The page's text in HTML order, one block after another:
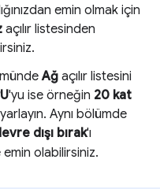
emin olmak için
açılır listesinden
Ağ açılır listesini
'yu ise örneğin 20 kat
Aynı bölümde
dışı bırak'ı
olabilirsiniz.